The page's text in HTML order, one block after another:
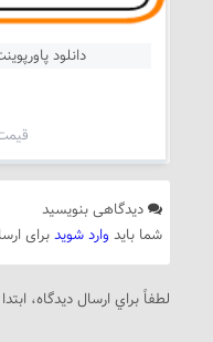
دانلود
دیدگاهی بنویسید
شما باید وارد شویدبرای
لطفاً براي ارسال دیدگاه،